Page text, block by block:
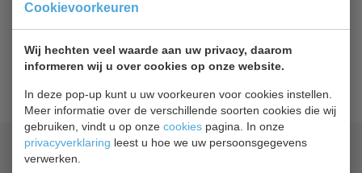
Cookievoorkeuren
Wij hechten veel waarde aan uw privacy, daarom
informeren wij u over cookies op onze website.
In deze pop-up kunt u uw voorkeuren voor cookies instellen.
Meer informatie over de verschillende soorten cookies die wij
gebruiken, vindt u op onze cookies pagina. In onze
privacyverklaring leest u hoe we uw persoonsgegevens
verwerken.
Geld terugprijsgarantie
Lage prijzen hoge service